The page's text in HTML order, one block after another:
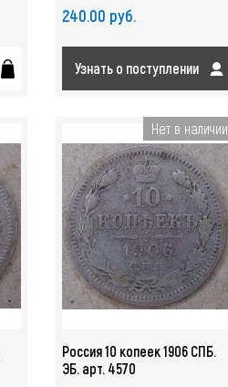
240.00 руб.
Узнать о поступлении
Нет в наличии
Россия 10 копеек 1906 СПБ.
ЭБ. арт. 4570